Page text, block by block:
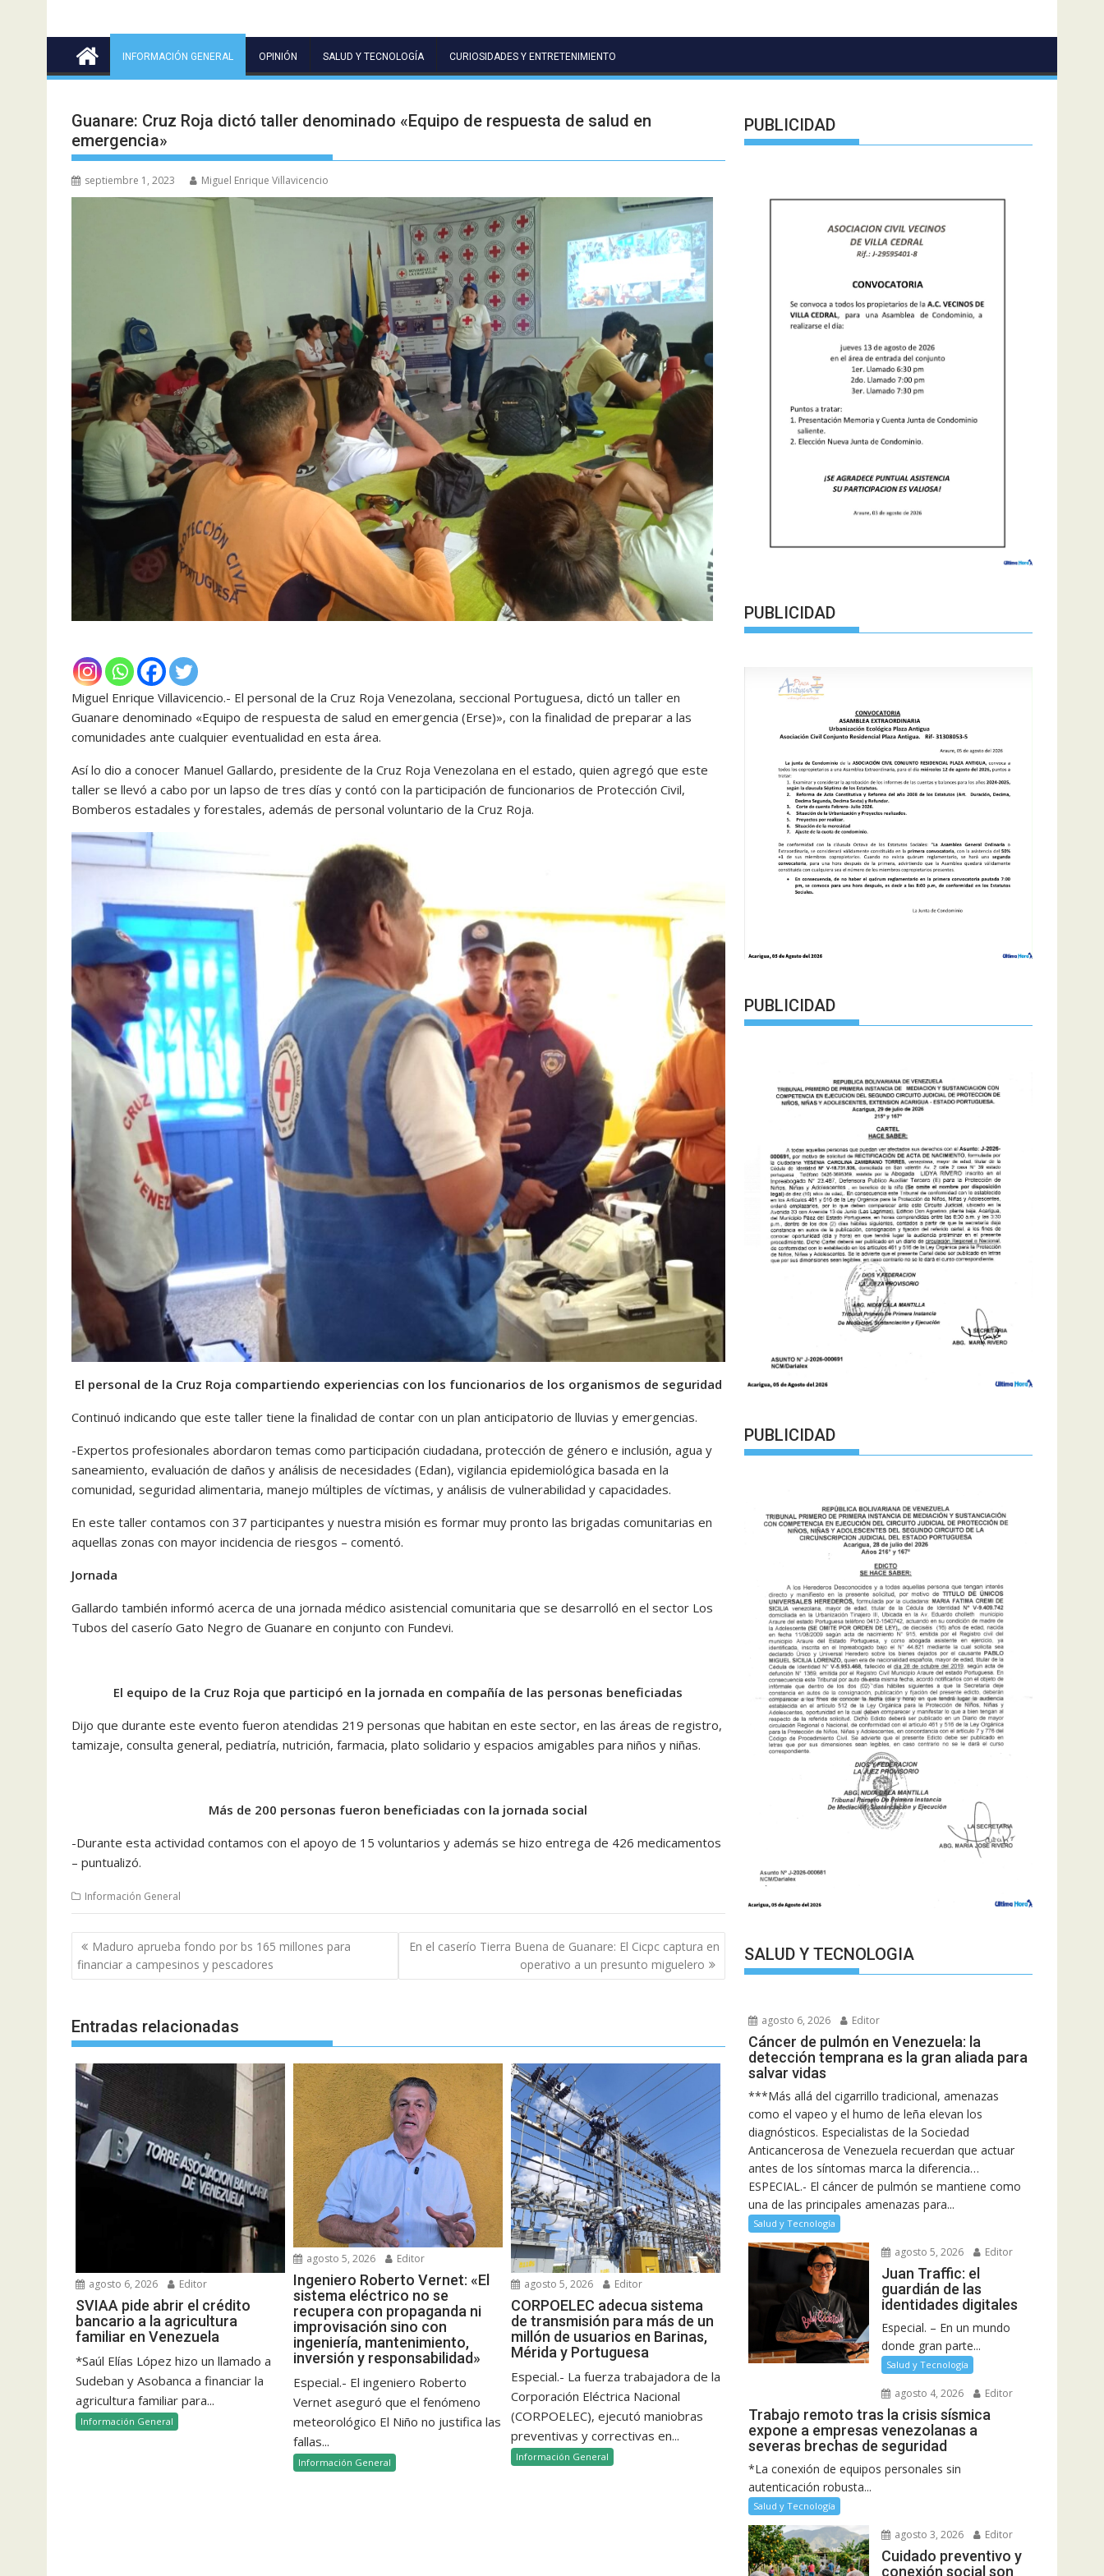
INFORMACIÓN GENERAL OPINIÓN SALUD Y TECNOLOGÍA CURIOSIDADES Y ENTRETENIMIENTO
Guanare: Cruz Roja dictó taller denominado «Equipo de respuesta de salud en
emergencia»
septiembre 1, 2023 Miguel Enrique Villavicencio
Miguel Enrique Villavicencio.- El personal de la Cruz Roja Venezolana, seccional Portuguesa, dictó un taller en
Guanare denominado «Equipo de respuesta de salud en emergencia (Erse)», con la finalidad de preparar a las
comunidades ante cualquier eventualidad en esta área.
Así lo dio a conocer Manuel Gallardo, presidente de la Cruz Roja Venezolana en el estado, quien agregó que este
taller se llevó a cabo por un lapso de tres días y contó con la participación de funcionarios de Protección Civil,
Bomberos estadales y forestales, además de personal voluntario de la Cruz Roja.
El personal de la Cruz Roja compartiendo experiencias con los funcionarios de los organismos de seguridad
Continuó indicando que este taller tiene la finalidad de contar con un plan anticipatorio de lluvias y emergencias.
-Expertos profesionales abordaron temas como participación ciudadana, protección de género e inclusión, agua y
saneamiento, evaluación de daños y análisis de necesidades (Edan), vigilancia epidemiológica basada en la
comunidad, seguridad alimentaria, manejo múltiples de víctimas, y análisis de vulnerabilidad y capacidades.
En este taller contamos con 37 participantes y nuestra misión es formar muy pronto las brigadas comunitarias en
aquellas zonas con mayor incidencia de riesgos – comentó.
Jornada
Gallardo también informó acerca de una jornada médico asistencial comunitaria que se desarrolló en el sector Los
Tubos del caserío Gato Negro de Guanare en conjunto con Fundevi.
El equipo de la Cruz Roja que participó en la jornada en compañía de las personas beneficiadas
Dijo que durante este evento fueron atendidas 219 personas que habitan en este sector, en las áreas de registro,
tamizaje, consulta general, pediatría, nutrición, farmacia, plato solidario y espacios amigables para niños y niñas.
Más de 200 personas fueron beneficiadas con la jornada social
-Durante esta actividad contamos con el apoyo de 15 voluntarios y además se hizo entrega de 426 medicamentos
– puntualizó.
Información General
Navegación
de
entradas
Maduro aprueba fondo por bs 165 millones para
financiar a campesinos y pescadores
En el caserío Tierra Buena de Guanare: El Cicpc captura en
operativo a un presunto miguelero
Entradas relacionadas
agosto 6, 2026 Editor
SVIAA pide abrir el crédito
bancario a la agricultura
familiar en Venezuela
*Saúl Elías López hizo un llamado a
Sudeban y Asobanca a financiar la
agricultura familiar para...
Información General
agosto 5, 2026 Editor
Ingeniero Roberto Vernet: «El
sistema eléctrico no se
recupera con propaganda ni
improvisación sino con
ingeniería, mantenimiento,
inversión y responsabilidad»
Especial.- El ingeniero Roberto
Vernet aseguró que el fenómeno
meteorológico El Niño no justifica las
fallas...
Información General
agosto 5, 2026 Editor
CORPOELEC adecua sistema
de transmisión para más de un
millón de usuarios en Barinas,
Mérida y Portuguesa
Especial.- La fuerza trabajadora de la
Corporación Eléctrica Nacional
(CORPOELEC), ejecutó maniobras
preventivas y correctivas en...
Información General
PUBLICIDAD
PUBLICIDAD
PUBLICIDAD
PUBLICIDAD
SALUD Y TECNOLOGIA
agosto 6, 2026 Editor
Cáncer de pulmón en Venezuela: la
detección temprana es la gran aliada para
salvar vidas
***Más allá del cigarrillo tradicional, amenazas
como el vapeo y el humo de leña elevan los
diagnósticos. Especialistas de la Sociedad
Anticancerosa de Venezuela recuerdan que actuar
antes de los síntomas marca la diferencia…
ESPECIAL.- El cáncer de pulmón se mantiene como
una de las principales amenazas para...
Salud y Tecnología
agosto 5, 2026 Editor
Juan Traffic: el
guardián de las
identidades digitales
Especial. – En un mundo
donde gran parte...
Salud y Tecnología
agosto 4, 2026 Editor
Trabajo remoto tras la crisis sísmica
expone a empresas venezolanas a
severas brechas de seguridad
*La conexión de equipos personales sin
autenticación robusta...
Salud y Tecnología
agosto 3, 2026 Editor
Cuidado preventivo y
conexión social son